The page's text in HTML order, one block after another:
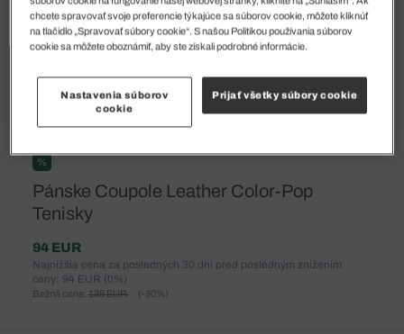
%
Pánske Coupole Leather Color-Pop
Tenisky
94 EUR
Najnižšia cena za posledných 30 dní pred posledným znížením
ceny: 94 EUR (0%)
Bežná cena: 135 EUR (-30%)
chcete spravovať svoje preferencie týkajúce sa súborov cookie, môžete kliknúť
na tlačidlo „Spravovať súbory cookie“. S našou Politikou používania súborov
cookie sa môžete oboznámiť, aby ste získali podrobné informácie.
Nastavenia súborov
cookie
Prijať všetky súbory cookie